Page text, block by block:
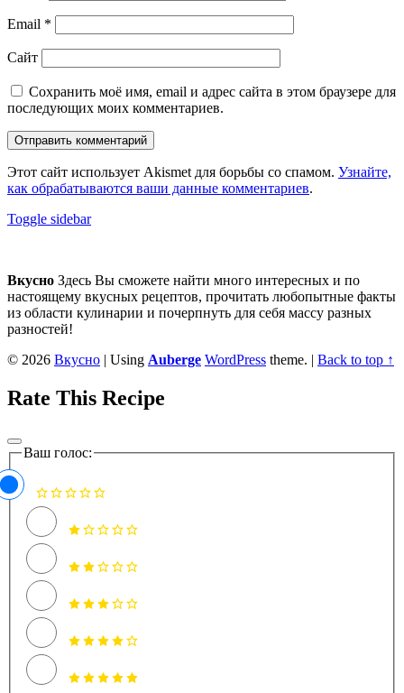
Email *
Сайт
Сохранить моё имя, email и адрес сайта в этом браузере для
последующих моих комментариев.
Этот сайт использует Akismet для борьбы со спамом. Узнайте,
как обрабатываются ваши данные комментариев.
Sidebar
Toggle sidebar
sidebar
Вкусно Здесь Вы сможете найти много интересных и по
настоящему вкусных рецептов, прочитать любопытные факты
из области кулинарии и почерпнуть для себя массу разных
разностей!
© 2026 Вкусно | Using Auberge WordPress theme. | Back to top ↑
Rate This Recipe
Ваш голос: